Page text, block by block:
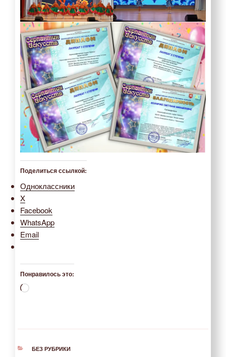
Поделиться ссылкой:
Одноклассники
X
Facebook
WhatsApp
Email
Понравилось это:
РУБРИКИ
БЕЗ РУБРИКИ